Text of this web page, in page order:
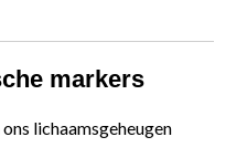
markers
lichaamsgeheugen